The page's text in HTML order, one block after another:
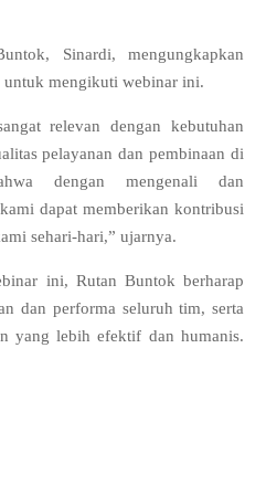
Sinardi, mengungkapkan
untuk mengikuti webinar ini.
relevan dengan kebutuhan
pelayanan dan pembinaan di
dengan mengenali dan
dapat memberikan kontribusi
sehari-hari,” ujarnya.
ini, Rutan Buntok berharap
dan performa seluruh tim, serta
yang lebih efektif dan humanis.